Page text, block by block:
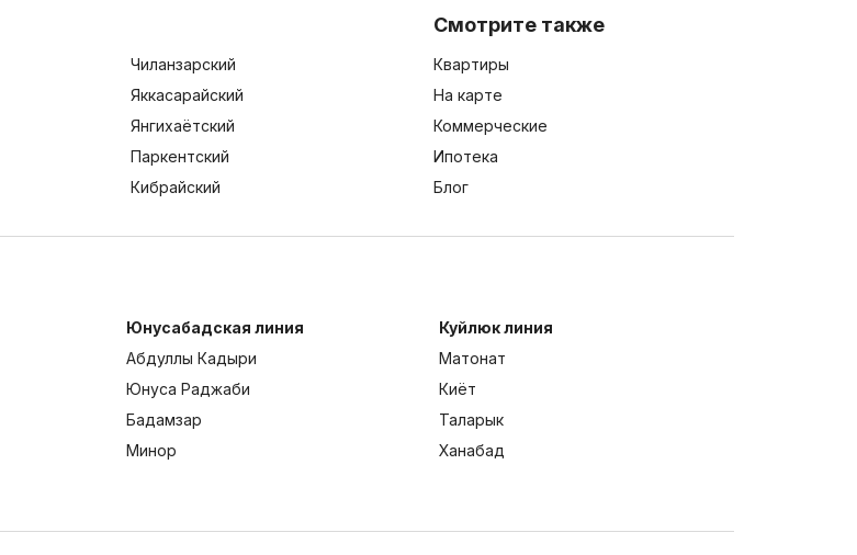
Чиланзарский
Яккасарайский
Янгихаётский
Паркентский
Кибрайский
Смотрите также
Квартиры
На карте
Коммерческие
Ипотека
Блог
Юнусабадская линия
Абдуллы Кадыри
Юнуса Раджаби
Бадамзар
Минор
Куйлюк линия
Матонат
Киёт
Таларык
Ханабад